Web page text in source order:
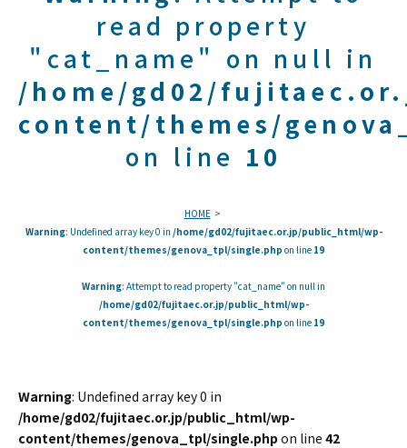
read property
"cat_name" on null in
/home/gd02/
content/themes/
on line 10
HOME
Warning: Undefined array key 0 in /home/gd02/fujitaec.or.jp/public_html/wp-
content/themes/genova_tpl/single.php on line 19
Warning: Attempt to read property "cat_name" on null in
/home/gd02/fujitaec.or.jp/public_html/wp-
content/themes/genova_tpl/single.php on line 19
Warning: Undefined array key 0 in
/home/gd02/fujitaec.or.jp/public_html/wp-
content/themes/genova_tpl/single.php on line 42